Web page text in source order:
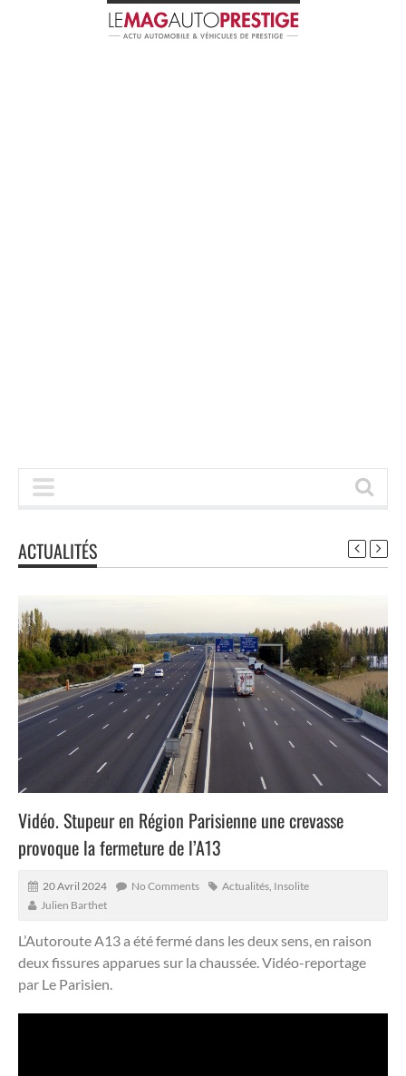
ACTUALITÉS
Vidéo. Stupeur en Région Parisienne une crevasse
provoque la fermeture de l’A13
20 Avril 2024 No Comments Actualités Insolite
Julien Barthet
L’Autoroute A13 a été fermé dans les deux sens, en raison
deux fissures apparues sur la chaussée.Vidéo-reportage
par Le Parisien.